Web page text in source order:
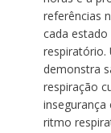
referências
cada
respiratório.
demonstra
respiração
insegurança
ritmo